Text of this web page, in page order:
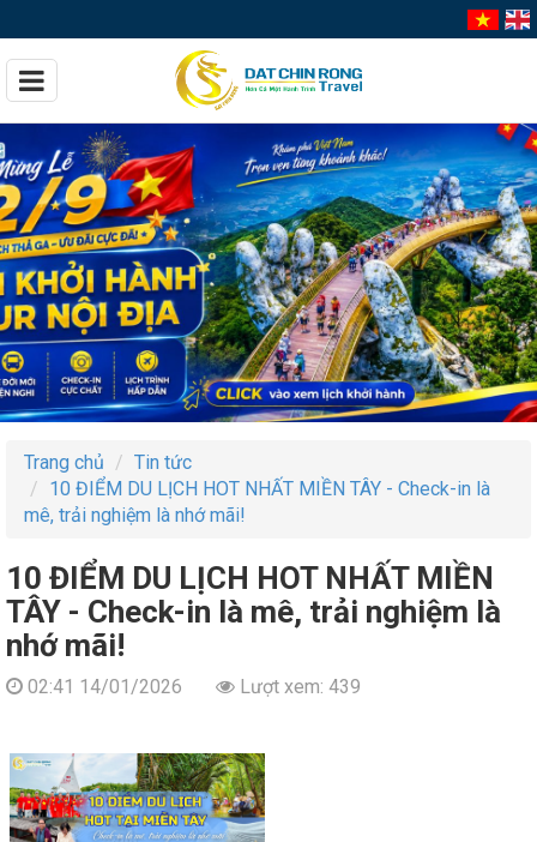
Trang chủ
Tin tức
10 ĐIỂM DU LỊCH HOT NHẤT MIỀN TÂY - Check-in là
mê, trải nghiệm là nhớ mãi!
10 ĐIỂM DU LỊCH HOT NHẤT MIỀN
TÂY - Check-in là mê, trải nghiệm là
nhớ mãi!
02:41 14/01/2026 Lượt xem: 439